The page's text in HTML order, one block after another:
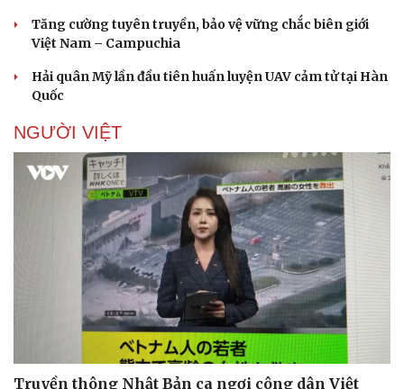
Tăng cường tuyên truyền, bảo vệ vững chắc biên giới
Việt Nam – Campuchia
Hải quân Mỹ lần đầu tiên huấn luyện UAV cảm tử tại Hàn
Quốc
NGƯỜI VIỆT
Truyền thông Nhật Bản ca ngợi công dân Việt